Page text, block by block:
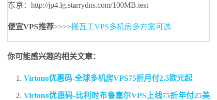
东京：http://jp4.lg.starrydns.com/100MB.test
便宜VPS推荐>>>>搬瓦工VPS多机房多方案可选
你可能感兴趣的相关文章：
Virtono优惠码-全球多机房VPS75折月付2.5欧元起
Virtono优惠码-比利时布鲁塞尔VPS上线75折年付25美